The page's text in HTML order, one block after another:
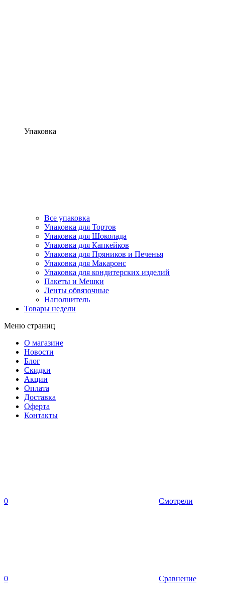
Упаковка
Все упаковка
Упаковка для Тортов
Упаковка для Шоколада
Упаковка для Капкейков
Упаковка для Пряников и Печенья
Упаковка для Макаронс
Упаковка для кондитерских изделий
Пакеты и Мешки
Ленты обвязочные
Наполнитель
Товары недели
Меню страниц
О магазине
Новости
Блог
Скидки
Акции
Оплата
Доставка
Оферта
Контакты
0 Смотрели
0 Сравнение